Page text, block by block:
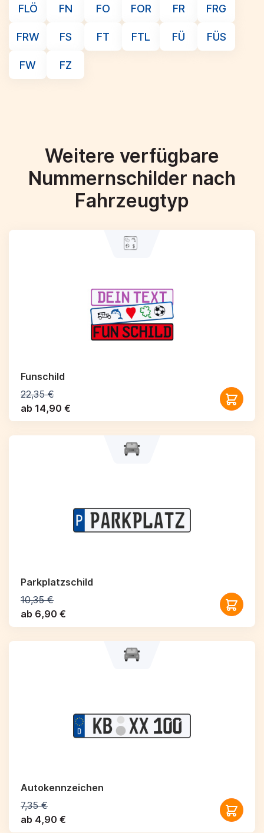
FLÖ FN FO FOR FR FRG
FRW FS FT FTL FÜ FÜS
FW FZ
Weitere verfügbare
Nummernschilder nach
Fahrzeugtyp
Funschild
22,35 €
ab 14,90 €
Parkplatzschild
10,35 €
ab 6,90 €
Autokennzeichen
7,35 €
ab 4,90 €